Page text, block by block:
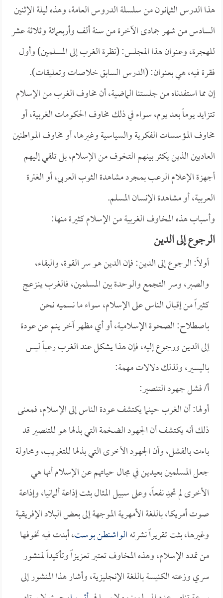
هذا الدرس الثمانون من سلسلة الدروس العامة، وهذه ليلة الإثنين
السادس من شهر جمادى الآخرة من سنة ألف وأربعمائة وثلاثة عشر
للهجرة، وعنوان هذا المجلس: (نظرة الغرب إلى المسلمين) وأول
فقرة فيه، هي بعنوان: (الدرس السابق خلاصات وتعليقات).
إن مما استفدناه من جلستنا الماضية، أن مخاوف الغرب من الإسلام
تتزايد يوماً بعد يوم، سواء في ذلك مخاوف الحكومات الغربية، أو
مخاوف المؤسسات الفكرية والسياسية وغيرها، أو مخاوف المواطنين
العاديين الذين يكثر بينهم التخوف من الإسلام، بل تلقي إليهم
أجهزة الإعلام الرعب بمجرد مشاهدة الثوب العربي، أو الغترة
العربية، أو مشاهدة الإنسان المسلم.
وأسباب هذه المخاوف الغربية من الإسلام كثيرة منها:
الرجوع إلى الدين
أولاً: الرجوع إلى الدين: فإن الدين هو سر القوة، والبقاء،
والصبر، وسر التجمع والوحدة بين المسلمين، فالغرب ينـزعج
كثيراً من إقبال الناس على الإسلام، سواء ما نسميه نحن
باصطلاح: الصحوة الإسلامية، أو أي مظهر آخر ينم عن عودة
إلى الدين ورجوع إليه، فإن هذا يشكل عند الغرب رعباً ليس
باليسير، ولذلك دلالات مهمة:
أ/ فشل جهود التنصير:
أولها: أن الغرب حينما يكتشف عودة الناس إلى الإسلام، فمعنى
ذلك أنه يكتشف أن الجهود الضخمة التي بذلها هو للتنصير قد
باءت بالفشل، وأن الجهود الأخرى التي بذلها للتغريب، ومحاولة
جعل المسلمين بعيدين في مجال حياتهم عن الإسلام أنها هي
الأخرى لم تجدِ نفعاً، وعلى سبيل المثال بثت إذاعة ألمانيا، وإذاعة
صوت أمريكا، باللغة الأمهرية الموجهة إلى بعض البلاد الإفريقية
وغيرها، بثت تقريراً نشرتهالواشنطن بوست، أبدت فيه تخوفها
من تمدد الإسلام، وهذه المخاوف تعتبر تعزيزاً وتأكيداً لمنشور
سري وزعته الكنيسة باللغة الإنجليزية، وأشار هذا المنشور إلى